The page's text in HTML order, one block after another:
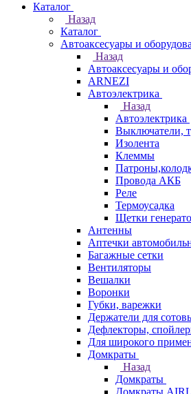
Каталог
Назад
Каталог
Автоаксесуары и
Назад
Автоаксесуары и
ARNEZI
Автоэлектрика
Назад
Автоэлектрика
Выключатели,
Изолента
Клеммы
Провода АКБ
Реле
Термоусадка
Щетки
Антенны
Аптечки
Багажные сетки
Вентиляторы
Вешалки
Воронки
Губки, варежки
Держатели для
Дефлекторы,
Для широкого
Домкраты
Назад
Домкраты
Домкраты